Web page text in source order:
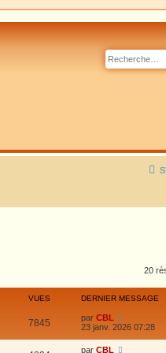
20
VUES DERNIER MESSAGE
7845 par CBL
23 janv. 2026 07:28
par CBL